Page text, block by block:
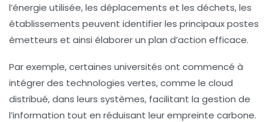
l’énergie utilisée, les déplacements et les déchets, les
établissements peuvent identifier les principaux postes
émetteurs et ainsi élaborer un plan d’action efficace.
Par exemple, certaines universités ont commencé à
intégrer des technologies vertes, comme le cloud
distribué, dans leurs systèmes, facilitant la gestion de
l’information tout en réduisant leur empreinte carbone.